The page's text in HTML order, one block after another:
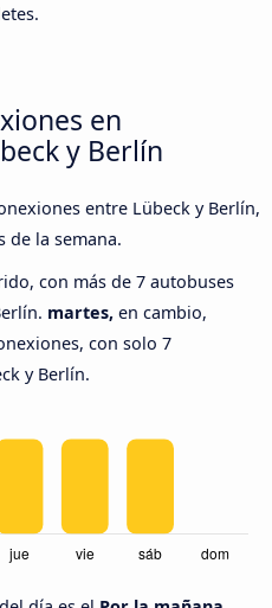
en
y Berlín
entre Lübeck y Berlín,
de la semana.
con más de 7 autobuses
martes, en cambio,
con solo 7
y Berlín.